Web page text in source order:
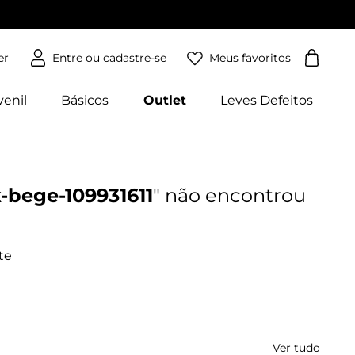
Meus favoritos
Básicos Outlet Leves Defeitos
109931611
Ver tudo